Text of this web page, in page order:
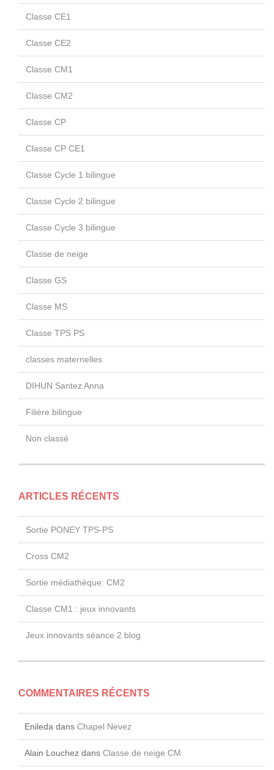
Classe CE1
Classe CE2
Classe CM1
Classe CM2
Classe CP
Classe CP CE1
Classe Cycle 1 bilingue
Classe Cycle 2 bilingue
Classe Cycle 3 bilingue
Classe de neige
Classe GS
Classe MS
Classe TPS PS
classes maternelles
DIHUN Santez Anna
Filière bilingue
Non classé
ARTICLES RÉCENTS
Sortie PONEY TPS-PS
Cross CM2
Sortie médiathèque: CM2
Classe CM1 : jeux innovants
Jeux innovants séance 2 blog
COMMENTAIRES RÉCENTS
Enileda dans Chapel Nevez
Alain Louchez dans Classe de neige CM